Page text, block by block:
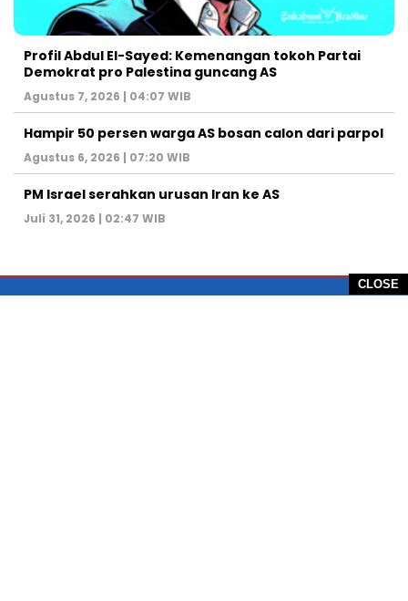
CLOSE
Profil Abdul El-Sayed: Kemenangan tokoh Partai
Demokrat pro Palestina guncang AS
Agustus 7, 2026 | 04:07 WIB
Hampir 50 persen warga AS bosan calon dari parpol
Agustus 6, 2026 | 07:20 WIB
PM Israel serahkan urusan Iran ke AS
Juli 31, 2026 | 02:47 WIB